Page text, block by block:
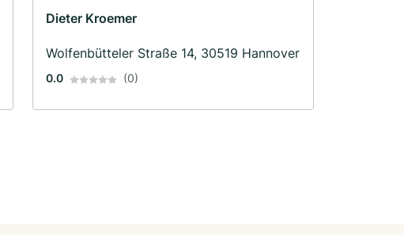
Dieter Kroemer
Wolfenbütteler Straße 14, 30519 Hannover
0.0 (0)